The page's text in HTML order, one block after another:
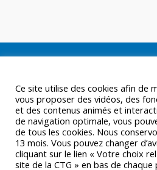
Ce site utilise des cookies afin de
vous proposer des vidéos, des
et des contenus animés et
de navigation optimale, vous
de tous les cookies. Nous
13 mois. Vous pouvez changer
cliquant sur le lien « Votre choix
site de la CTG » en bas de chaque